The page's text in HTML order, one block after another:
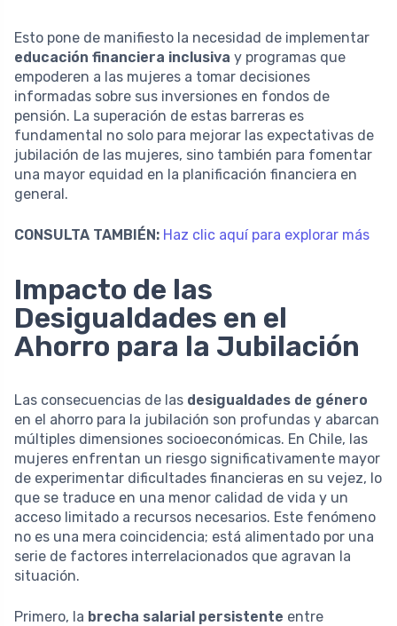
Esto pone de manifiesto la necesidad de implementar
educación financiera inclusiva y programas que
empoderen a las mujeres a tomar decisiones
informadas sobre sus inversiones en fondos de
pensión. La superación de estas barreras es
fundamental no solo para mejorar las expectativas de
jubilación de las mujeres, sino también para fomentar
una mayor equidad en la planificación financiera en
general.
CONSULTA TAMBIÉN: Haz clic aquí para explorar más
Impacto de las
Desigualdades en el
Ahorro para la Jubilación
Las consecuencias de las desigualdades de género
en el ahorro para la jubilación son profundas y abarcan
múltiples dimensiones socioeconómicas. En Chile, las
mujeres enfrentan un riesgo significativamente mayor
de experimentar dificultades financieras en su vejez, lo
que se traduce en una menor calidad de vida y un
acceso limitado a recursos necesarios. Este fenómeno
no es una mera coincidencia; está alimentado por una
serie de factores interrelacionados que agravan la
situación.
Primero, la brecha salarial persistente entre